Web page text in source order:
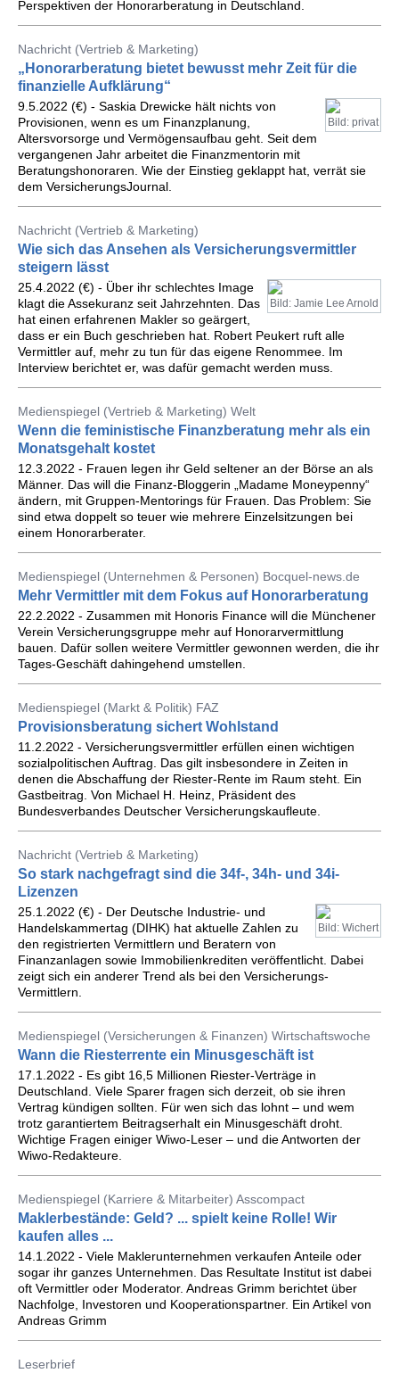
Perspektiven der Honorarberatung in Deutschland.
Nachricht (Vertrieb & Marketing)
„Honorarberatung bietet bewusst mehr Zeit für die
finanzielle Aufklärung“
Bild: privat
9.5.2022 (€) - Saskia Drewicke hält nichts von
Provisionen, wenn es um Finanzplanung,
Altersvorsorge und Vermögensaufbau geht. Seit dem
vergangenen Jahr arbeitet die Finanzmentorin mit
Beratungshonoraren. Wie der Einstieg geklappt hat, verrät sie
dem VersicherungsJournal.
Nachricht (Vertrieb & Marketing)
Wie sich das Ansehen als Versicherungsvermittler
steigern lässt
Bild: Jamie Lee Arnold
25.4.2022 (€) - Über ihr schlechtes Image
klagt die Assekuranz seit Jahrzehnten. Das
hat einen erfahrenen Makler so geärgert,
dass er ein Buch geschrieben hat. Robert Peukert ruft alle
Vermittler auf, mehr zu tun für das eigene Renommee. Im
Interview berichtet er, was dafür gemacht werden muss.
Medienspiegel (Vertrieb & Marketing) Welt
Wenn die feministische Finanzberatung mehr als ein
Monatsgehalt kostet
12.3.2022 - Frauen legen ihr Geld seltener an der Börse an als
Männer. Das will die Finanz-Bloggerin „Madame Moneypenny“
ändern, mit Gruppen-Mentorings für Frauen. Das Problem: Sie
sind etwa doppelt so teuer wie mehrere Einzelsitzungen bei
einem Honorarberater.
Medienspiegel (Unternehmen & Personen) Bocquel-news.de
Mehr Vermittler mit dem Fokus auf Honorarberatung
22.2.2022 - Zusammen mit Honoris Finance will die Münchener
Verein Versicherungsgruppe mehr auf Honorarvermittlung
bauen. Dafür sollen weitere Vermittler gewonnen werden, die ihr
Tages-Geschäft dahingehend umstellen.
Medienspiegel (Markt & Politik) FAZ
Provisionsberatung sichert Wohlstand
11.2.2022 - Versicherungsvermittler erfüllen einen wichtigen
sozialpolitischen Auftrag. Das gilt insbesondere in Zeiten in
denen die Abschaffung der Riester-Rente im Raum steht. Ein
Gastbeitrag. Von Michael H. Heinz, Präsident des
Bundesverbandes Deutscher Versicherungskaufleute.
Nachricht (Vertrieb & Marketing)
So stark nachgefragt sind die 34f-, 34h- und 34i-
Lizenzen
Bild: Wichert
25.1.2022 (€) - Der Deutsche Industrie- und
Handelskammertag (DIHK) hat aktuelle Zahlen zu
den registrierten Vermittlern und Beratern von
Finanzanlagen sowie Immobilienkrediten veröffentlicht. Dabei
zeigt sich ein anderer Trend als bei den Versicherungs-
Vermittlern.
Medienspiegel (Versicherungen & Finanzen) Wirtschaftswoche
Wann die Riesterrente ein Minusgeschäft ist
17.1.2022 - Es gibt 16,5 Millionen Riester-Verträge in
Deutschland. Viele Sparer fragen sich derzeit, ob sie ihren
Vertrag kündigen sollten. Für wen sich das lohnt – und wem
trotz garantiertem Beitragserhalt ein Minusgeschäft droht.
Wichtige Fragen einiger Wiwo-Leser – und die Antworten der
Wiwo-Redakteure.
Medienspiegel (Karriere & Mitarbeiter) Asscompact
Maklerbestände: Geld? ... spielt keine Rolle! Wir
kaufen alles ...
14.1.2022 - Viele Maklerunternehmen verkaufen Anteile oder
sogar ihr ganzes Unternehmen. Das Resultate Institut ist dabei
oft Vermittler oder Moderator. Andreas Grimm berichtet über
Nachfolge, Investoren und Kooperationspartner. Ein Artikel von
Andreas Grimm
Leserbrief